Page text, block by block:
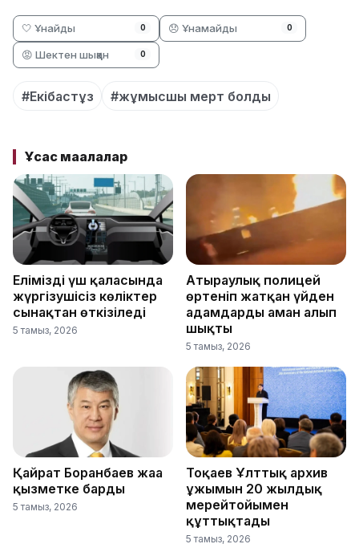
🤍 Ұнайды 0 😞 Ұнамайды 0
😡 Шектен шыққан 0
#Екібастұз #жұмысшы мерт болды
Ұқсас мақалалар
Еліміздің үш қаласында
жүргізушісіз көліктер
сынақтан өткізіледі
5 тамыз, 2026
Атыраулық полицей
өртеніп жатқан үйден
адамдарды аман алып
шықты
5 тамыз, 2026
Қайрат Боранбаев жаңа
қызметке барды
5 тамыз, 2026
Тоқаев Ұлттық архив
ұжымын 20 жылдық
мерейтойымен
құттықтады
5 тамыз, 2026